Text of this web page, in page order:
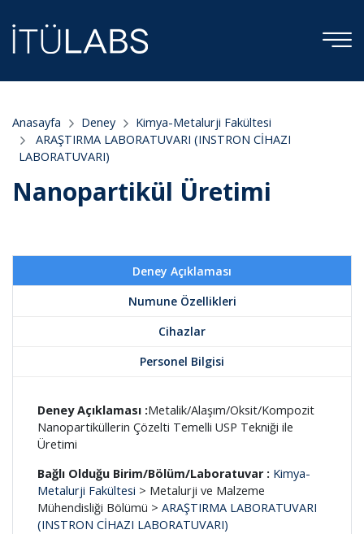
Anasayfa Deney
Kimya-Metalurji Fakültesi
ARAŞTIRMA LABORATUVARI (INSTRON CİHAZI
LABORATUVARI)
Nanopartikül Üretimi
Deney Açıklaması
Numune Özellikleri
Cihazlar
Personel Bilgisi
Deney Açıklaması :Metalik/Alaşım/Oksit/Kompozit
Nanopartiküllerin Çözelti Temelli USP Tekniği ile
Üretimi
Bağlı Olduğu Birim/Bölüm/Laboratuvar : Kimya-
Metalurji Fakültesi > Metalurji ve Malzeme
Mühendisliği Bölümü > ARAŞTIRMA LABORATUVARI
(INSTRON CİHAZI LABORATUVARI)